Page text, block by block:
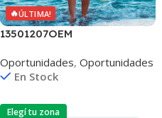
🔥ÚLTIMA!
13501207OEM
Oportunidades, Oportunidades
En Stock
Elegí tu zona